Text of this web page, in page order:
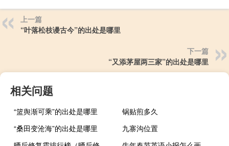
上一篇
“叶落松枝谩古今”的出处是哪里
下一篇
“又添茅屋两三家”的出处是哪里
相关问题
“篮舆渐可乘”的出处是哪里
锅贴煎多久
“桑田变沧海”的出处是哪里
九寨沟位置